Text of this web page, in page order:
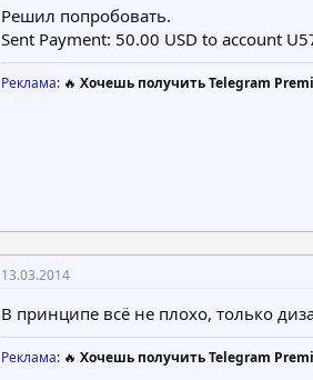
Решил попробовать.
Sent Payment: 50.00 USD to account
Реклама: 🔥 Хочешь получить Telegram
13.03.2014
В принципе всё не плохо, только
Реклама: 🔥 Хочешь получить Telegram